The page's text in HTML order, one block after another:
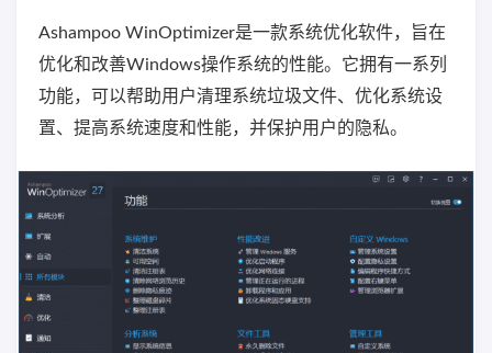
Ashampoo WinOptimizer是一款系统优化软件，旨在
优化和改善Windows操作系统的性能。它拥有一系列
功能，可以帮助用户清理系统垃圾文件、优化系统设
置、提高系统速度和性能，并保护用户的隐私。